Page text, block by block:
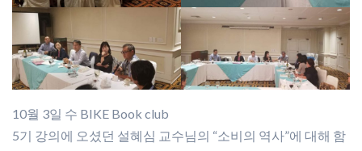
10월 3일 수 BIKE Book club
5기 강의에 오셨던 설혜심 교수님의 “소비의 역사”에 대해 함